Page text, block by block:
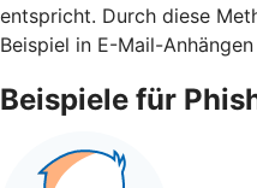
entspricht. Durch diese
Beispiel in E-Mail-
Beispiele für